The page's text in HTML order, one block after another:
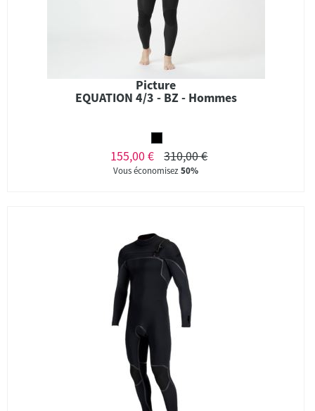
Picture
EQUATION 4/3 - BZ - Hommes
155,00 € 310,00 €
Vous économisez50%